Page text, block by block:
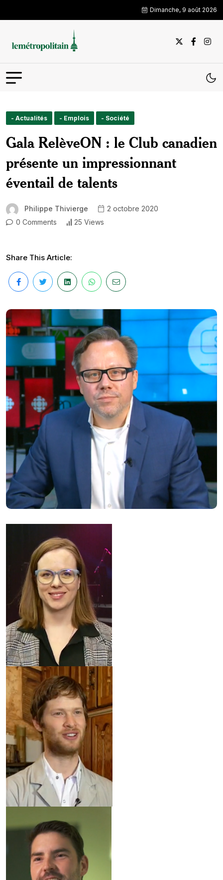
Dimanche, 9 août 2026
- Actualités - Emplois - Société
Gala RelèveON : le Club canadien
présente un impressionnant
éventail de talents
Philippe Thivierge
2 octobre 2020
0 Comments
25 Views
Share This Article: